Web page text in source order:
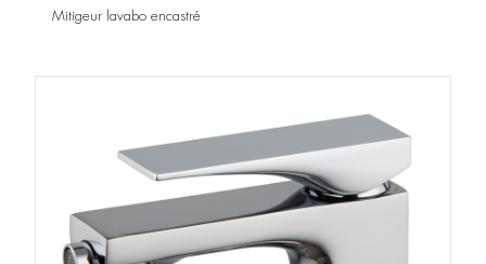
Mitigeur lavabo encastré